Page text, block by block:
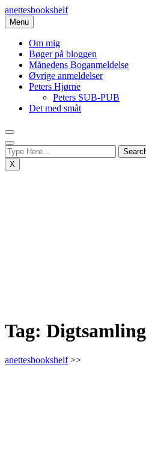
Skip
to
content
anettesbookshelf
Menu
Om mig
Bøger på bloggen
Månedens Boganmeldelse
Øvrige anmeldelser
Peters Hjørne
Peters SUB-PUB
Det med småt
X
Tag: Digtsamling
anettesbookshelf>>